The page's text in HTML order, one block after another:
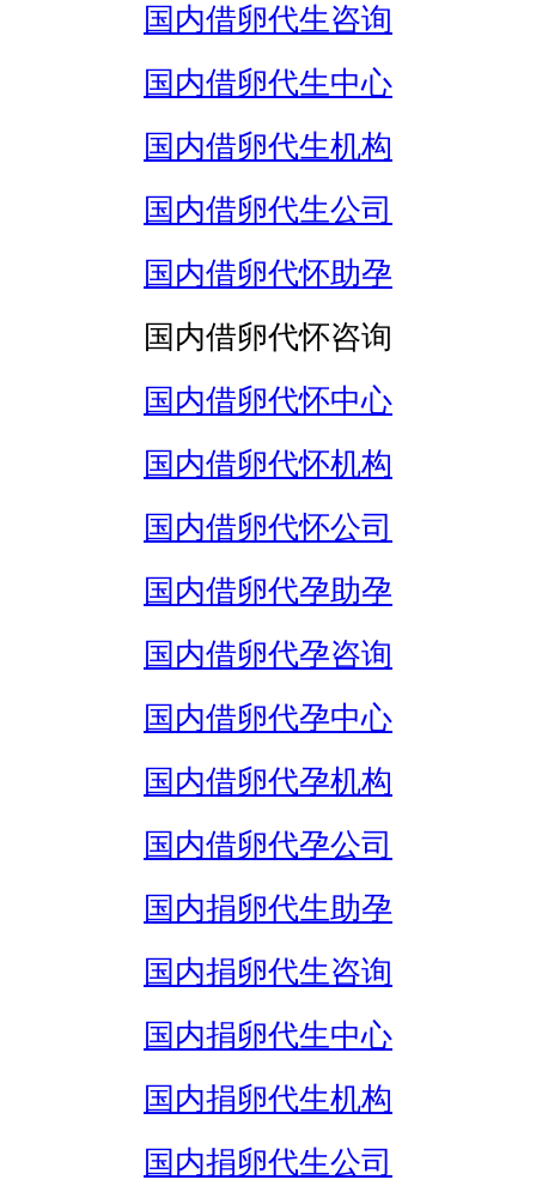
国内借卵代生咨询
国内借卵代生中心
国内借卵代生机构
国内借卵代生公司
国内借卵代怀助孕
国内借卵代怀咨询
国内借卵代怀中心
国内借卵代怀机构
国内借卵代怀公司
国内借卵代孕助孕
国内借卵代孕咨询
国内借卵代孕中心
国内借卵代孕机构
国内借卵代孕公司
国内捐卵代生助孕
国内捐卵代生咨询
国内捐卵代生中心
国内捐卵代生机构
国内捐卵代生公司